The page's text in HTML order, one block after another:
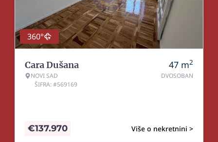
360°
Cara Dušana
NOVI SAD
ŠIFRA: #569169
47 m2
DVOSOBAN
Više o nekretnini >
€137.970